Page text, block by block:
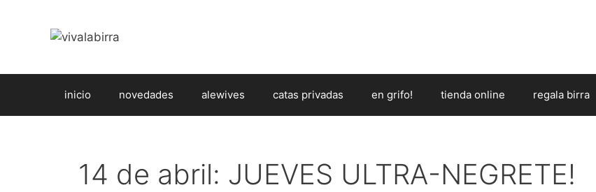
contenido
inicio novedades alewives catas privadas en grifo! tienda online regala birra
14 de abril: JUEVES ULTRA-NEGRETE!